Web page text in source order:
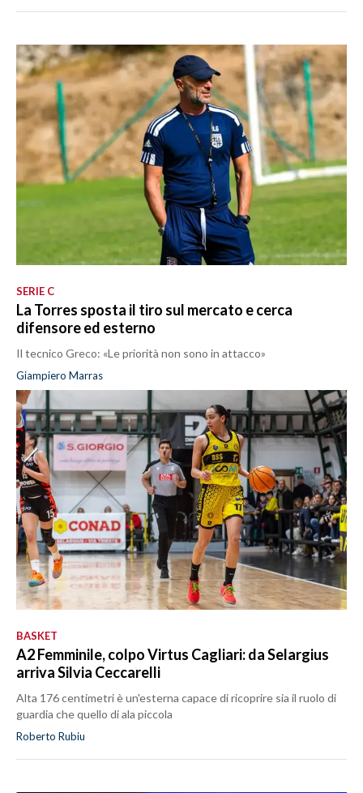
SERIE C
La Torres sposta il tiro sul mercato e cerca
difensore ed esterno
Il tecnico Greco: «Le priorità non sono in attacco»
Giampiero Marras
BASKET
A2 Femminile, colpo Virtus Cagliari: da Selargius
arriva Silvia Ceccarelli
Alta 176 centimetri è un'esterna capace di ricoprire sia il ruolo di
guardia che quello di ala piccola
Roberto Rubiu